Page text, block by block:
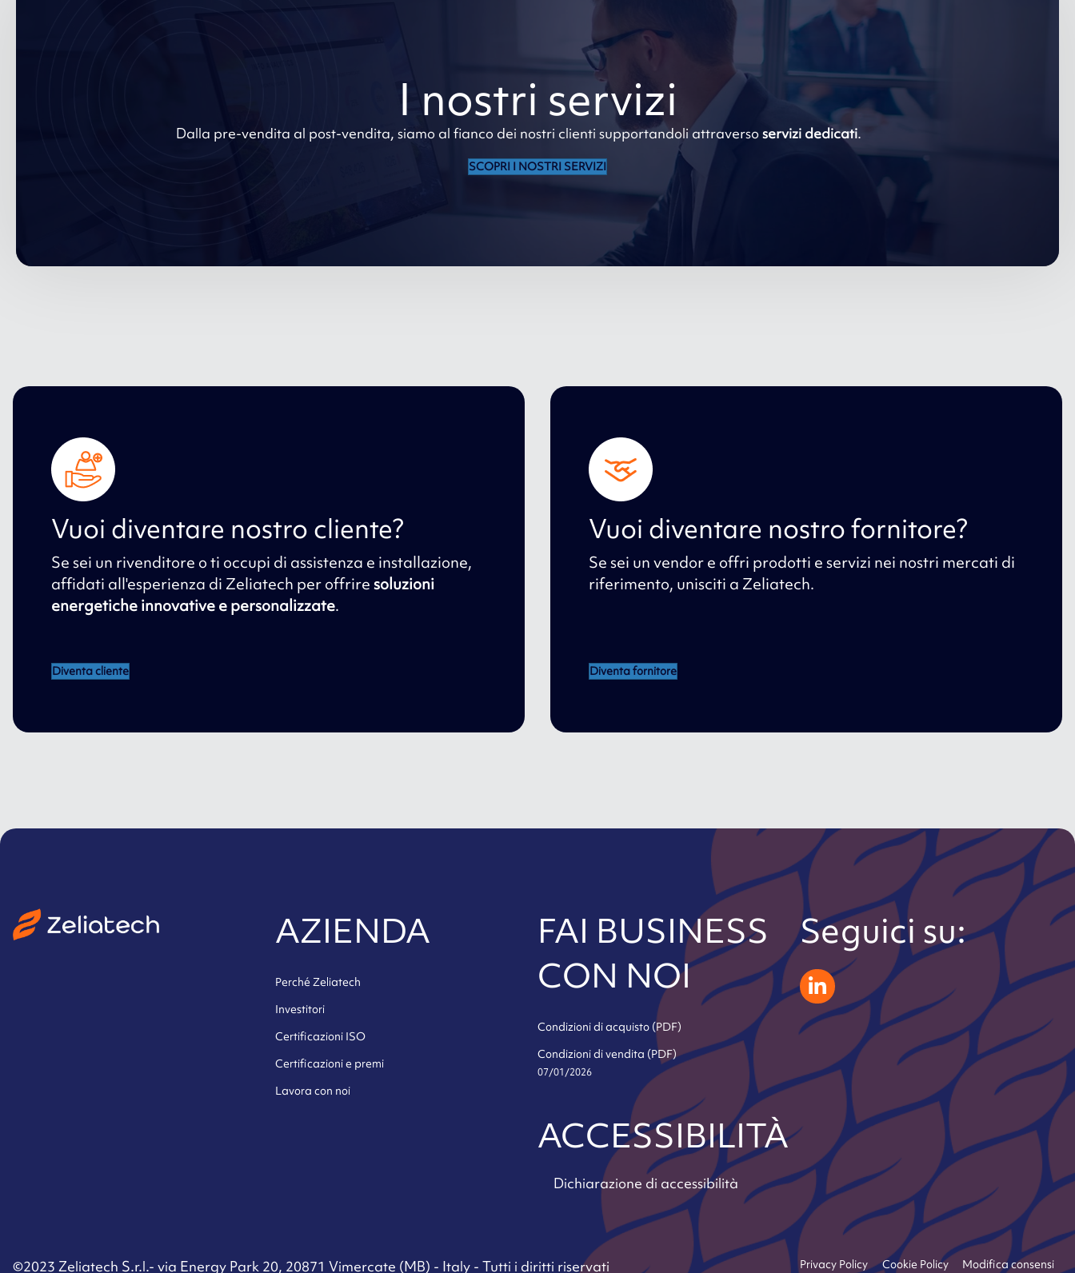
I nostri servizi
Dalla pre-vendita al post-vendita, siamo al fianco dei nostri clienti supportandoli attraverso servizi dedicati.
SCOPRI I NOSTRI SERVIZI
Vuoi diventare nostro cliente?
Se sei un rivenditore o ti occupi di assistenza e installazione,
affidati all'esperienza di Zeliatech per offrire soluzioni
energetiche innovative e personalizzate.
Diventa cliente
Vuoi diventare nostro fornitore?
Se sei un vendor e offri prodotti e servizi nei nostri mercati di
riferimento, unisciti a Zeliatech.
Diventa fornitore
AZIENDA
Perché Zeliatech
Investitori
Certificazioni ISO
Certificazioni e premi
Lavora con noi
FAI BUSINESS
CON NOI
Condizioni di acquisto (PDF)
Condizioni di vendita (PDF)
07/01/2026
ACCESSIBILITÀ
Dichiarazione di accessibilità
Seguici su:
zeliatech linkedin
©2023 Zeliatech S.r.l.- via Energy Park 20, 20871 Vimercate (MB) - Italy - Tutti i diritti riservati Privacy Policy Cookie Policy Modifica consensi